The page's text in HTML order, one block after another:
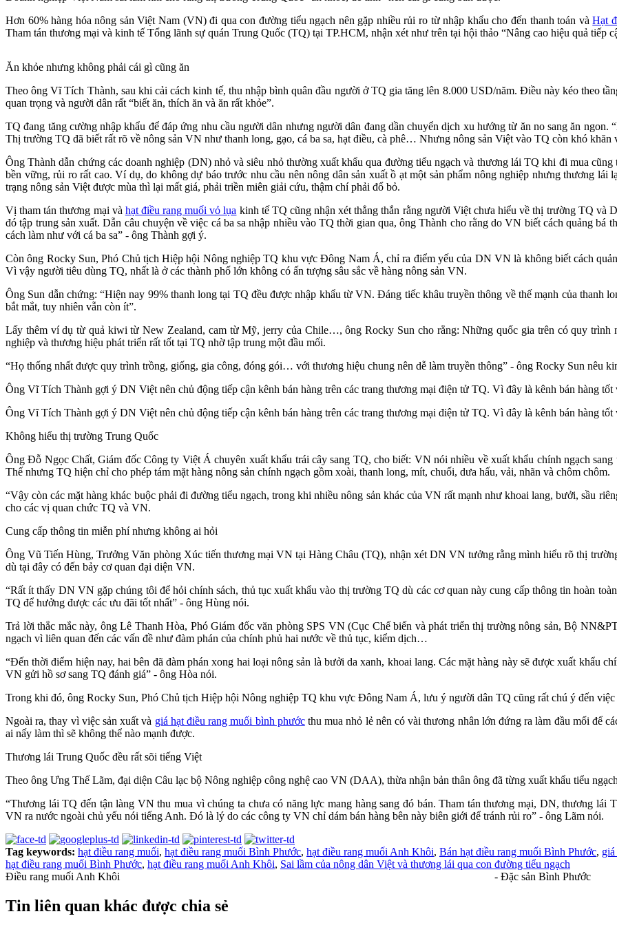
Hơn 60% hàng hóa nông sản Việt Nam (VN) đi qua con đường tiểu ngạch nên gặp nhiều rủi ro từ nhập khẩu cho đến thanh toán vàHạt
Tham tán thương mại và kinh tế Tổng lãnh sự quán Trung Quốc (TQ) tại TP.HCM, nhận xét như trên tại hội thảo “Nâng cao hiệu quả
Ăn khỏe nhưng không phải cái gì cũng ăn
Theo ông Vĩ Tích Thành, sau khi cải cách kinh tế, thu nhập bình quân đầu người ở TQ gia tăng lên 8.000 USD/năm. Điều này kéo theo
quan trọng và người dân rất “biết ăn, thích ăn và ăn rất khỏe”.
TQ đang tăng cường nhập khẩu để đáp ứng nhu cầu người dân nhưng người dân đang dần chuyển dịch xu hướng từ ăn no sang ăn
Thị trường TQ đã biết rất rõ về nông sản VN như thanh long, gạo, cá ba sa, hạt điều, cà phê… Nhưng nông sản Việt vào TQ còn khó khăn
Ông Thành dẫn chứng các doanh nghiệp (DN) nhỏ và siêu nhỏ thường xuất khẩu qua đường tiểu ngạch và thương lái TQ khi đi mua
bền vững, rủi ro rất cao. Ví dụ, do không dự báo trước nhu cầu nên nông dân sản xuất ồ ạt một sản phẩm nông nghiệp nhưng thương
trạng nông sản Việt được mùa thì lại mất giá, phải triền miên giải cứu, thậm chí phải đổ bỏ.
Vị tham tán thương mại và hạt điều rang muối vỏ lụa kinh tế TQ cũng nhận xét thẳng thắn rằng người Việt chưa hiểu về thị trường TQ và
đó tập trung sản xuất. Dẫn câu chuyện về việc cá ba sa nhập nhiều vào TQ thời gian qua, ông Thành cho rằng do VN biết cách quảng bá
cách làm như với cá ba sa” - ông Thành gợi ý.
Còn ông Rocky Sun, Phó Chủ tịch Hiệp hội Nông nghiệp TQ khu vực Đông Nam Á, chỉ ra điểm yếu của DN VN là không biết cách
Vì vậy người tiêu dùng TQ, nhất là ở các thành phố lớn không có ấn tượng sâu sắc về hàng nông sản VN.
Ông Sun dẫn chứng: “Hiện nay 99% thanh long tại TQ đều được nhập khẩu từ VN. Đáng tiếc khâu truyền thông về thế mạnh của thanh
bắt mắt, tuy nhiên vẫn còn ít”.
Lấy thêm ví dụ từ quả kiwi từ New Zealand, cam từ Mỹ, jerry của Chile…, ông Rocky Sun cho rằng: Những quốc gia trên có quy trình
nghiệp và thương hiệu phát triển rất tốt tại TQ nhờ tập trung một đầu mối.
“Họ thống nhất được quy trình trồng, giống, gia công, đóng gói… với thương hiệu chung nên dễ làm truyền thông” - ông Rocky Sun nêu
Ông Vĩ Tích Thành gợi ý DN Việt nên chủ động tiếp cận kênh bán hàng trên các trang thương mại điện tử TQ. Vì đây là kênh bán hàng
Ông Vĩ Tích Thành gợi ý DN Việt nên chủ động tiếp cận kênh bán hàng trên các trang thương mại điện tử TQ. Vì đây là kênh bán hàng
Không hiểu thị trường Trung Quốc
Ông Đỗ Ngọc Chất, Giám đốc Công ty Việt Á chuyên xuất khẩu trái cây sang TQ, cho biết: VN nói nhiều về xuất khẩu chính ngạch
Thế nhưng TQ hiện chỉ cho phép tám mặt hàng nông sản chính ngạch gồm xoài, thanh long, mít, chuối, dưa hấu, vải, nhãn và chôm chôm.
“Vậy còn các mặt hàng khác buộc phải đi đường tiểu ngạch, trong khi nhiều nông sản khác của VN rất mạnh như khoai lang, bưởi, sầu
cho các vị quan chức TQ và VN.
Cung cấp thông tin miễn phí nhưng không ai hỏi
Ông Vũ Tiến Hùng, Trưởng Văn phòng Xúc tiến thương mại VN tại Hàng Châu (TQ), nhận xét DN VN tưởng rằng mình hiểu rõ thị
dù tại đây có đến bảy cơ quan đại diện VN.
“Rất ít thấy DN VN gặp chúng tôi để hỏi chính sách, thủ tục xuất khẩu vào thị trường TQ dù các cơ quan này cung cấp thông tin hoàn
TQ để hưởng được các ưu đãi tốt nhất” - ông Hùng nói.
Trả lời thắc mắc này, ông Lê Thanh Hòa, Phó Giám đốc văn phòng SPS VN (Cục Chế biến và phát triển thị trường nông sản, Bộ
ngạch vì liên quan đến các vấn đề như đàm phán của chính phủ hai nước về thủ tục, kiểm dịch…
“Đến thời điểm hiện nay, hai bên đã đàm phán xong hai loại nông sản là bưởi da xanh, khoai lang. Các mặt hàng này sẽ được xuất khẩu
VN gửi hồ sơ sang TQ đánh giá” - ông Hòa nói.
Trong khi đó, ông Rocky Sun, Phó Chủ tịch Hiệp hội Nông nghiệp TQ khu vực Đông Nam Á, lưu ý người dân TQ cũng rất chú ý đến
Ngoài ra, thay vì việc sản xuất và giá hạt điều rang muối bình phướcthu mua nhỏ lẻ nên có vài thương nhân lớn đứng ra làm đầu mối để
ai nấy làm thì sẽ không thể nào mạnh được.
Thương lái Trung Quốc đều rất sõi tiếng Việt
Theo ông Ưng Thế Lãm, đại diện Câu lạc bộ Nông nghiệp công nghệ cao VN (DAA), thừa nhận bản thân ông đã từng xuất khẩu tiểu
“Thương lái TQ đến tận làng VN thu mua vì chúng ta chưa có năng lực mang hàng sang đó bán. Tham tán thương mại, DN, thương
VN ra nước ngoài chủ yếu nói tiếng Anh. Đó là lý do các công ty VN chỉ dám bán hàng bên này biên giới để tránh rủi ro” - ông Lãm nói.
Tag keywords: hạt điều rang muối, hạt điều rang muối Bình Phước, hạt điều rang muối Anh Khôi, Bán hạt điều rang muối Bình Phước,
hạt điều rang muối Bình Phước, hạt điều rang muối Anh Khôi, Sai lầm của nông dân Việt và thương lái qua con đường tiểu ngạch
Điều rang muối Anh Khôi
- Đặc sản Bình Phước
Tin liên quan khác được chia sẻ